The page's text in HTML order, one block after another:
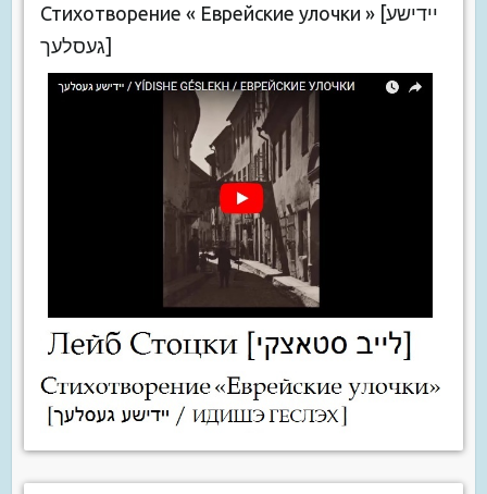
Стихотворение « Еврейские улочки » [יידישע
געסלעך]